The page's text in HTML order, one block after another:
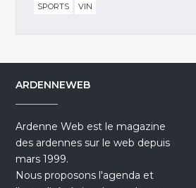
SPORTS
VIN
ARDENNEWEB
Ardenne Web est le magazine
des ardennes sur le web depuis
mars 1999.
Nous proposons l'agenda et